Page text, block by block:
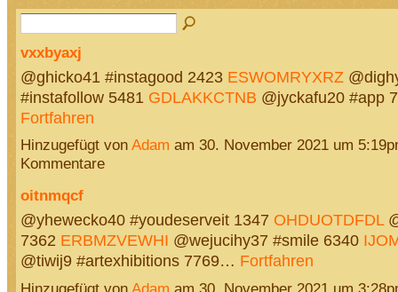
vxxbyaxj
@ghicko41 #instagood 2423 ESWOMRYXRZ
#instafollow 5481 GDLAKKCTNB @jyckafu20 #app
Fortfahren
Hinzugefügt von Adam am 30. November 2021 um
Kommentare
oitnmqcf
@yhewecko40 #youdeserveit 1347 OHDUOTDFDL
7362 ERBMZVEWHI @wejucihy37 #smile 6340
@tiwij9 #artexhibitions 7769… Fortfahren
Hinzugefügt von Adam am 30. November 2021 um